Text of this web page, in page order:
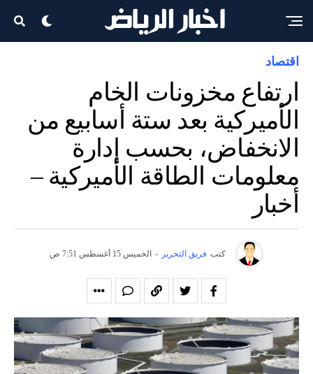
اقتصاد
ارتفاع مخزونات الخام
الأميركية بعد ستة أسابيع من
الانخفاض، بحسب إدارة
معلومات الطاقة الأميركية –
أخبار
كتب فريق التحرير - الخميس 15 أغسطس 7:51 ص